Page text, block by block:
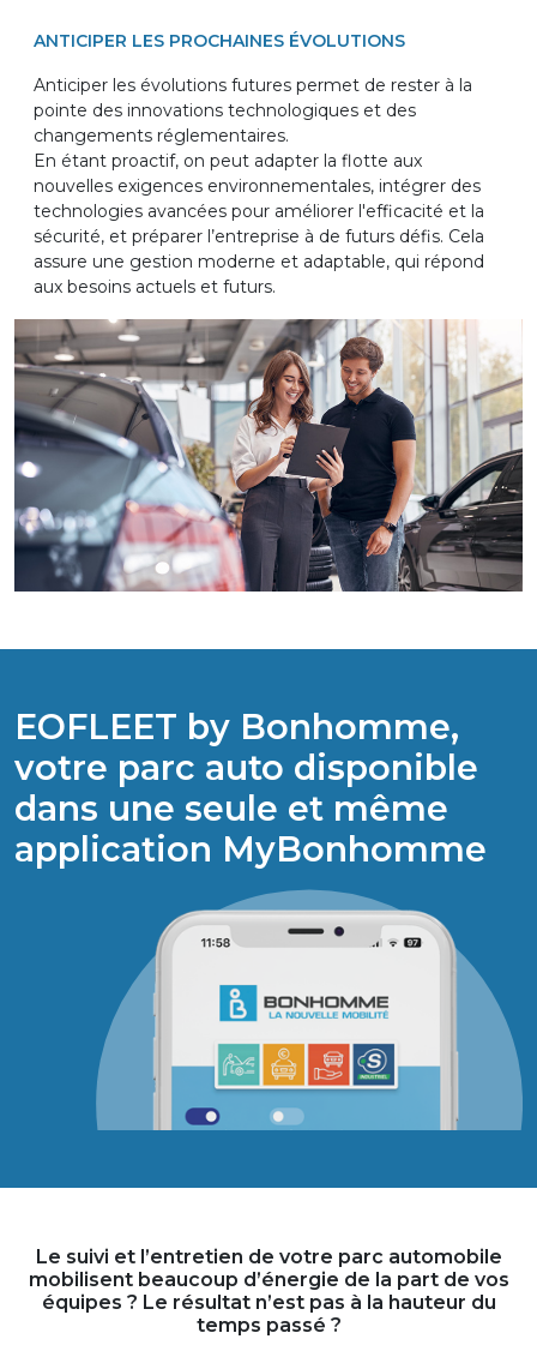
ANTICIPER LES PROCHAINES ÉVOLUTIONS
Anticiper les évolutions futures permet de rester à la
pointe des innovations technologiques et des
changements réglementaires.
En étant proactif, on peut adapter la flotte aux
nouvelles exigences environnementales, intégrer des
technologies avancées pour améliorer l'efficacité et la
sécurité, et préparer l’entreprise à de futurs défis. Cela
assure une gestion moderne et adaptable, qui répond
aux besoins actuels et futurs.
EOFLEET by Bonhomme,
votre parc auto disponible
dans une seule et même
application MyBonhomme
Le suivi et l’entretien de votre parc automobile
mobilisent beaucoup d’énergie de la part de vos
équipes ? Le résultat n’est pas à la hauteur du
temps passé ?